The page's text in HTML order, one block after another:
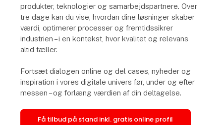
produkter, teknologier og samarbejdspartnere. Over
tre dage kan du vise, hvordan dine løsninger skaber
værdi, optimerer processer og fremtidssikrer
industrien – i en kontekst, hvor kvalitet og relevans
altid tæller.
Fortsæt dialogen online og del cases, nyheder og
inspiration i vores digitale univers før, under og efter
messen – og forlæng værdien af din deltagelse.
Få tilbud på stand inkl. gratis online profil